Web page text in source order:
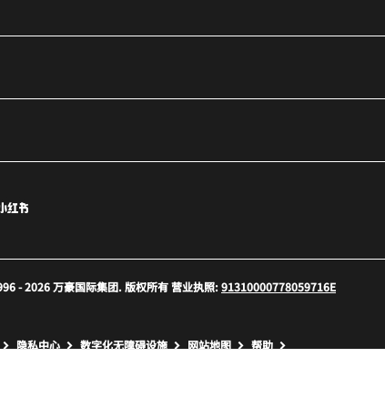
口
打开新窗口
- 2026 万豪国际集团. 版权所有 营业执照:91310000778059716E
打开新窗口
隐私中心 数字化无障碍设施 网站地图 帮助